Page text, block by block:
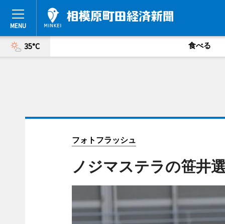
35°C 食べる
フォトフラッシュ
ノジマステラの笹井